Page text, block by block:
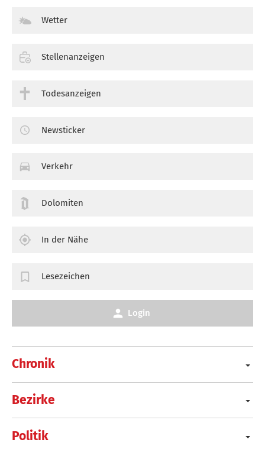
Chronik
Bezirke
Politik
Wetter
Stellenanzeigen
Todesanzeigen
Newsticker
Verkehr
Dolomiten
In der Nähe
Lesezeichen
Login